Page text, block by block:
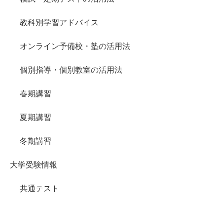
教科別学習アドバイス
オンライン予備校・塾の活用法
個別指導・個別教室の活用法
春期講習
夏期講習
冬期講習
大学受験情報
共通テスト